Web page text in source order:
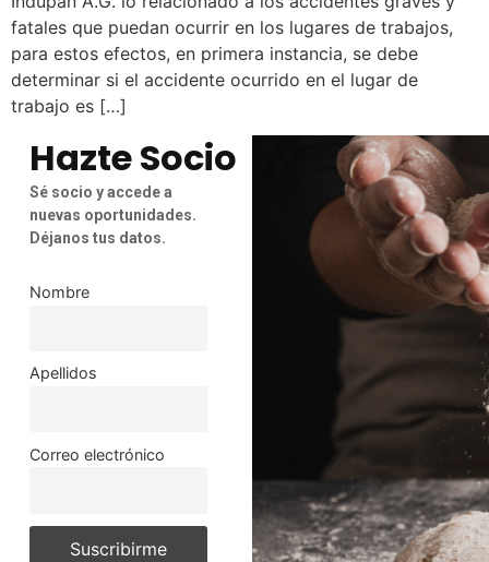
fatales que puedan ocurrir en los lugares de trabajos,
para estos efectos, en primera instancia, se debe
determinar si el accidente ocurrido en el lugar de
trabajo es […]
Hazte Socio
Sé socio y accede a
nuevas oportunidades.
Déjanos tus datos.
Nombre
Apellidos
Correo electrónico